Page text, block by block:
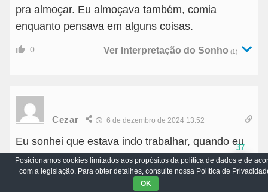
pra almoçar. Eu almoçava também, comia
enquanto pensava em alguns coisas.
0 Ver Interpretação do Sonho (1)
Cezar 6 de dezembro de 2024 13:52
Eu sonhei que estava indo trabalhar, quando eu
entrava no prédio automaticamente eu ia parar
no 25° andar, eu trabalho no 17° então fui pegar
Posicionamos cookies limitados aos propósitos da política de dados e de
com a legislação. Para obter detalhes, consulte nossa Política de
OK
37